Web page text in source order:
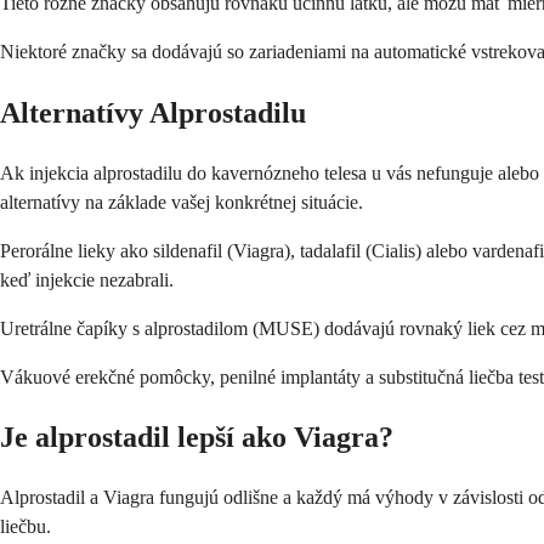
Niektoré značky sa dodávajú so zariadeniami na automatické
Alternatívy Alprostadilu
Ak injekcia alprostadilu do kavernózneho telesa u vás nefunguje
alternatívy na základe vašej konkrétnej situácie.
Perorálne lieky ako sildenafil (Viagra), tadalafil (Cialis) alebo
keď injekcie nezabrali.
Uretrálne čapíky s alprostadilom (MUSE) dodávajú rovnaký liek cez
Vákuové erekčné pomôcky, penilné implantáty a substitučná liečba
Je alprostadil lepší ako Viagra?
Alprostadil a Viagra fungujú odlišne a každý má výhody v závislosti
liečbu.